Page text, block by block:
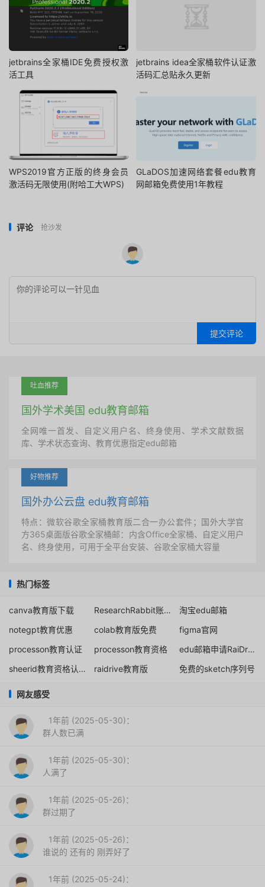
jetbrains全家桶IDE免费授权激
活工具
jetbrains idea全家桶软件认证激
活码汇总贴永久更新
WPS2019官方正版的终身会员
激活码无限使用(附哈工大WPS)
GLaDOS加速网络套餐edu教育
网邮箱免费使用1年教程
评论 抢沙发
提交评论
吐血推荐
国外学术美国 edu教育邮箱
全网唯一首发、自定义用户名、终身使用、学术文献数据
库、学术状态查询、教育优惠指定edu邮箱
好物推荐
国外办公云盘 edu教育邮箱
特点：微软谷歌全家桶教育版二合一办公套件；国外大学官
方365桌面版谷歌全家桶邮：内含Office全家桶、自定义用户
名、终身使用，可用于全平台安装、谷歌全家桶大容量
热门标签
canva教育版下载 ResearchRabbit账号注册
淘宝edu邮箱
notegpt教育优惠
colab教育版免费
figma官网
processon教育认证
processon教育资格
edu邮箱申请RaiDrive
sheerid教育资格认证
raidrive教育版 免费的sketch序列号
网友感受
1年前 (2025-05-30)：
群人数已满
1年前 (2025-05-30)：
人满了
1年前 (2025-05-26)：
群过期了
1年前 (2025-05-26)：
谁说的 还有的 刚弄好了
1年前 (2025-05-24)：